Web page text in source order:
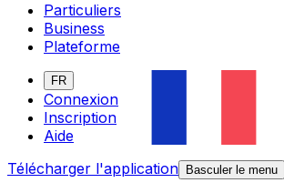
Particuliers
Business
Plateforme
FR
Connexion
Inscription
Aide
Télécharger l'application
Basculer le menu